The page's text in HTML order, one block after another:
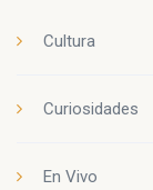
Cultura
Curiosidades
En Vivo